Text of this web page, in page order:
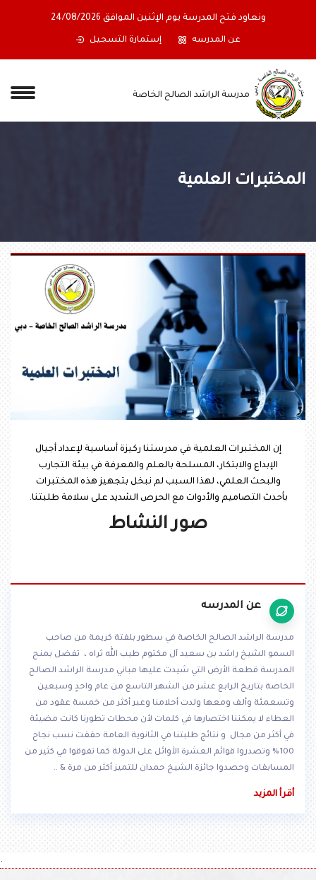
ونعاود فتح المدرسة يوم الإثنين الموافق 24/08/2026
عن المدرسه إستمارة التسجيل
مدرسة الراشد الصالح الخاصة
المختبرات العلمية
إن المختبرات العلمية في مدرستنا ركيزة أساسية لإعداد أجيال
الإبداع والابتكار، المسلحة بالعلم والمعرفة في بيئة التجارب
والبحث العلمي، لهذا السبب لم نبخل بتجهيز هذه المختبرات
بأحدث التصاميم والأدوات مع الحرص الشديد على سلامة طلبتنا.
صور النشاط
عن المدرسه
مدرسة الراشد الصالح الخاصة في سطور بلفتة كريمة من صاحب
السمو الشيخ راشد بن سعيد آل مكتوم طيب الله ثراه ، تفضل بمنح
المدرسة قطعة الأرض التي شيدت عليها مباني مدرسة الراشد الصالح
الخاصة بتاريخ الرابع عشر من الشهر التاسع من عام واحدٍ وسبعين
وتسعمئة وألف ومعها ولدت أحلامنا وعبر أكثر من خمسة عقود من
العطاء لا يمكننا اختصارها في كلمات لأن محطات تطورنا كانت مضيئة
في أكثر من مجال و نتائج طلبتنا في الثانوية العامة حققت نسب نجاح
100% وتصدروا قوائم العشرة الأوائل على الدولة كما تفوقوا في كثير من
المسابقات وحصدوا جائزة الشيخ حمدان للتميز أكثر من مرة & ..
أقرأ المزيد
.